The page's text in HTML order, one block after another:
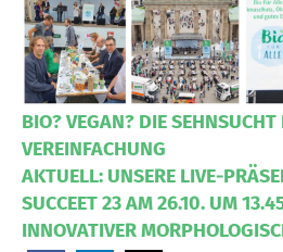
BIO? VEGAN? DIE SEHNSUCHT
VEREINFACHUNG
AKTUELL: UNSERE LIVE-
SUCCEET 23 AM 26.10. UM
INNOVATIVER